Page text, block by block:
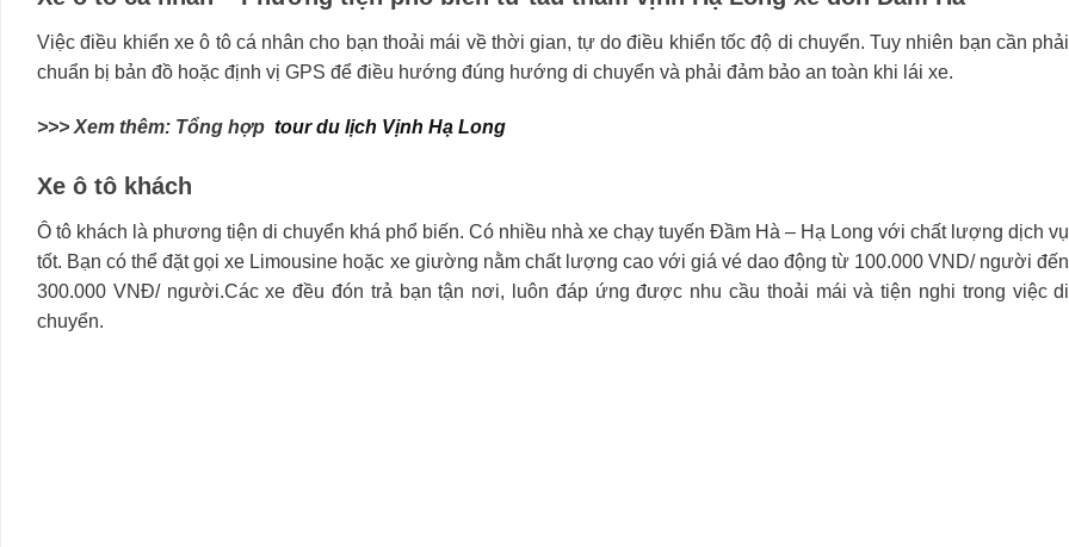
Việc điều khiển xe ô tô cá nhân cho bạn thoải mái về thời gian, tự do điều khiển tốc độ di chuyển. Tuy nhiên bạn cần phải
chuẩn bị bản đồ hoặc định vị GPS để điều hướng đúng hướng di chuyển và phải đảm bảo an toàn khi lái xe.
>>> Xem thêm: Tổng hợp tour du lịch Vịnh Hạ Long
Xe ô tô khách
Ô tô khách là phương tiện di chuyển khá phổ biến. Có nhiều nhà xe chạy tuyến Đầm Hà – Hạ Long với chất lượng dịch vụ
tốt. Bạn có thể đặt gọi xe Limousine hoặc xe giường nằm chất lượng cao với giá vé dao động từ 100.000 VND/ người đến
300.000 VNĐ/ người.Các xe đều đón trả bạn tận nơi, luôn đáp ứng được nhu cầu thoải mái và tiện nghi trong việc di
chuyển.